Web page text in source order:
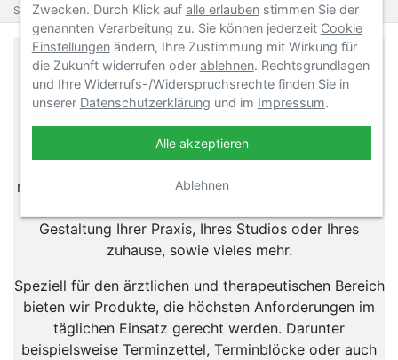
Startseite Produkte
Sport-Tec GmbH Physio &
Fitness
Sport-Tec GmbH zählt seit 1995 zu den führenden
Versandhändlern in den Bereichen Physiotherapie,
Rehabilitation, Fitness und Wellness. Das Sortiment
reicht von A wie Aerobic Stepp bis Z für Zeitlupenball.
Gestaltung Ihrer Praxis, Ihres Studios oder Ihres
zuhause, sowie vieles mehr.
Speziell für den ärztlichen und therapeutischen Bereich
bieten wir Produkte, die höchsten Anforderungen im
täglichen Einsatz gerecht werden. Darunter
beispielsweise Terminzettel, Terminblöcke oder auch
Zwecken. Durch Klick auf alle erlaubenstimmen Sie der
genannten Verarbeitung zu. Sie können jederzeit Cookie
Einstellungenändern, Ihre Zustimmung mit Wirkung für
die Zukunft widerrufen oder ablehnen. Rechtsgrundlagen
und Ihre Widerrufs-/Widerspruchsrechte finden Sie in
unserer Datenschutzerklärung und im Impressum.
Alle akzeptieren
Ablehnen